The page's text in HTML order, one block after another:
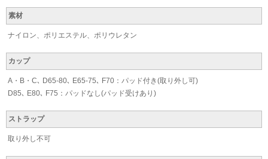
素材
ナイロン、ポリエステル、ポリウレタン
カップ
A・B・C､ D65-80､ E65-75､ F70：パッド付き(取り外し可)
D85､ E80､ F75：パッドなし(パッド受けあり)
ストラップ
取り外し不可